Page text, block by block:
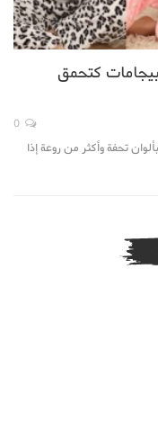
كتحمق
تحفة وأكثر من روعة إذا